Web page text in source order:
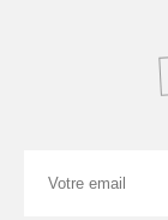
email